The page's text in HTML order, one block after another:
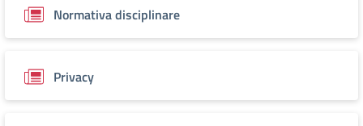
Normativa disciplinare
Privacy